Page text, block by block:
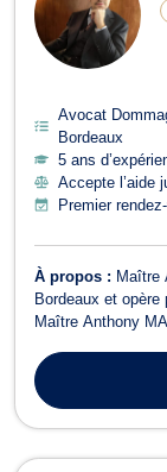
Avocat
Bordeaux
5 ans
Accepte l’aide
Premier
À propos : Maître
Bordeaux et opère
Maître Anthony
cœur de l’activité
d’urgence (garde